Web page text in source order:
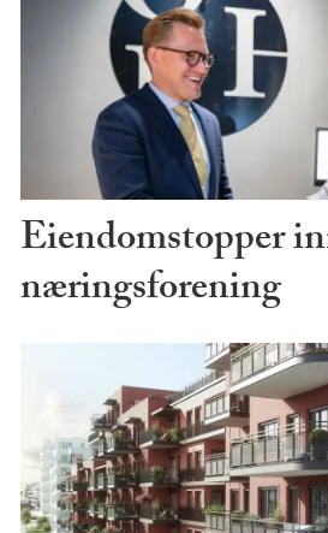
Eiendomstopper
næringsforening